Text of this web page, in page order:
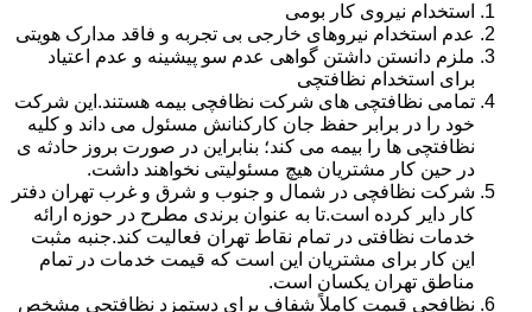
استخدام نیروی کار بومی
عدم استخدام نیروهای خارجی بی تجربه و فاقد مدارک هویتی
ملزم دانستن داشتن گواهی عدم سو پیشینه و عدم اعتیاد
برای استخدام نظافتچی
تمامی نظافتچی های شرکت نظافچی بیمه هستند.این شرکت
خود را در برابر حفظ جان کارکنانش مسئول می داند و کلیه
نظافتچی ها را بیمه می کند؛ بنابراین در صورت بروز حادثه ی
در حین کار مشتریان هیچ مسئولیتی نخواهند داشت.
شرکت نظافچی در شمال و جنوب و شرق و غرب تهران دفتر
کار دایر کرده است.تا به عنوان برندی مطرح در حوزه ارائه
خدمات نظافتی در تمام نقاط تهران فعالیت کند.جنبه مثبت
این کار برای مشتریان این است که قیمت خدمات در تمام
مناطق تهران یکسان است.
نظافچی قیمت کاملاً شفاف برای دستمزد نظافتچی مشخص